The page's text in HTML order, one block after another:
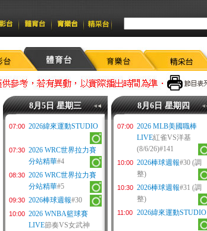
8月5日 星期三
07:00 2026緯來運動STUDIO
07:30 2026 WRC世界拉力賽
分站精華#4
08:30 2026 WRC世界拉力賽
分站精華#5
09:30 2026棒球週報#30
10:00 2026 WNBA籃球賽
LIVE節奏VS女武神
8月6日 星期四
07:00 2026 MLB美國職棒
LIVE紅雀VS洋基
(8/6/26)#141
10:00 2026棒球週報#30 (調
整)
10:30 2026棒球週報#31 (調
整)
11:00 2026緯來運動STUDIO